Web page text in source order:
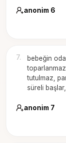
anonim 6
7.
bebeğin
tutulmaz,
süreli
anonim 7